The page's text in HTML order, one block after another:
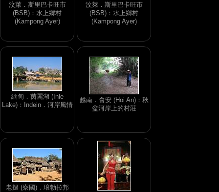
汶萊．斯里巴卡旺市
(BSB)：水上鄉村
(Kampong Ayer)
汶萊．斯里巴卡旺市
(BSB)：水上鄉村
(Kampong Ayer)
緬甸．茵麗湖 (Inle
Lake)：Indein．河岸風情
越南．會安 (Hoi An)：秋
盆河岸上的村莊
老撾 (寮國)．琅勃拉邦